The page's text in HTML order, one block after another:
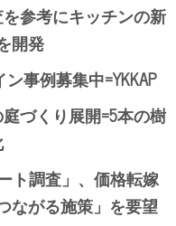
参考にキッチンの新
開発
事例募集中=YKKAP
づくり展開=5本の樹
ト調査」、価格転嫁
ながる施策」を要望